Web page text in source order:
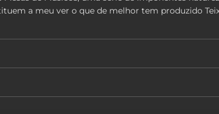
a meu ver o que de melhor tem produzido